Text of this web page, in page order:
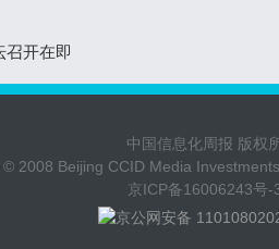
开在即
中国信息化周报 版权
2008 Beijing CCID Media
京ICP备16006243号-
京公网安备